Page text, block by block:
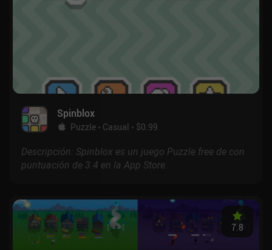
Spinblox
Puzzle Casual $0.99
Descripción: Spinblox es un juego Puzzle free de con
puntuación de 3.4 en la App Store.
7.8